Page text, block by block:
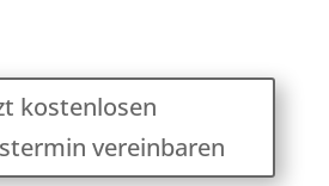
kostenlosen
vereinbaren